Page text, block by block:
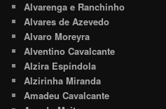
Alvarenga e Ranchinho
Alvares de Azevedo
Alvaro Moreyra
Alventino Cavalcante
Alzira Espíndola
Alzirinha Miranda
Amadeu Cavalcante